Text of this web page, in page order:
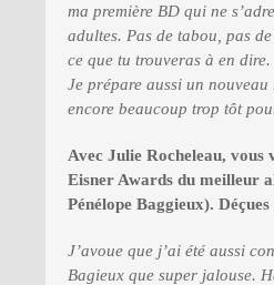
ma première BD qui ne
adultes. Pas de tabou, pas
ce que tu trouveras à en dire.
Je prépare aussi un
encore beaucoup trop tôt
Avec Julie Rocheleau, vous
Eisner Awards du meilleur
Pénélope Baggieux). Déçues
J’avoue que j’ai été aussi
Bagieux que super jalouse.